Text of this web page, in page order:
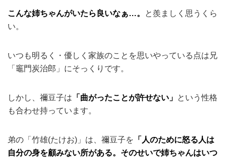
こんな姉ちゃんがいたら良いなぁ…。
と羨ましく思うくら
い。
いつも明るく・優しく家族のことを思いやっている点は兄
「竈門炭治郎」にそっくりです。
しかし、禰豆子は 「曲がったことが許せない」 という性格
も合わせ持っています。
弟の「竹雄(たけお)」は、禰豆子を 「人のために怒る人は
自分の身を顧みない所がある。そのせいで姉ちゃんはいつ